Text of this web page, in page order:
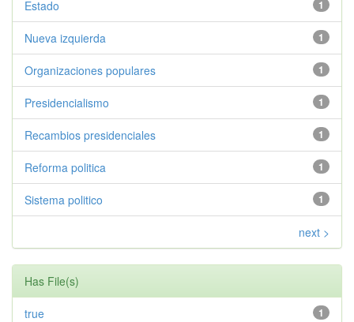
1
Estado
1
Nueva izquierda
1
Organizaciones populares
1
Presidencialismo
1
Recambios presidenciales
1
Reforma politica
1
Sistema politico
next >
Has File(s)
1
true